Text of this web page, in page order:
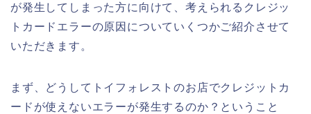
が発生してしまった方に向けて、考えられるクレジッ
トカードエラーの原因についていくつかご紹介させて
いただきます。
まず、どうしてトイフォレストのお店でクレジットカ
ードが使えないエラーが発生するのか？ということ